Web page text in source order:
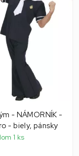
- NÁMORNÍK -
- biely, pánsky
1 ks